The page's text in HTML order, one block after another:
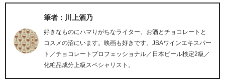
筆者：川上酒乃
好きなものにハマりがちなライター。お酒とチョコレートと
コスメの沼にいます。映画も好きです。JSAワインエキスパー
ト／チョコレートプロフェッショナル／日本ビール検定2級／
化粧品成分上級スペシャリスト。